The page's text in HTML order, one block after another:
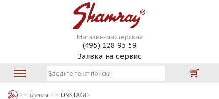
Магазин-мастерская
(495) 128 95 59
Заявка на сервис
Бренды ONSTAGE